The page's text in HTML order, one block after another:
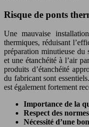
Risque de ponts
Une mauvaise
thermiques, réduisant
préparation minutieuse du
et une étanchéité à l’air
produits d’étanchéité
du fabricant sont
est également fortement
Importance de la
Respect des
Nécessité d’une